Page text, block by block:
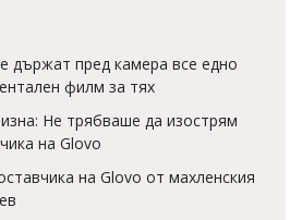
държат пред камера все едно
филм за тях
Не трябваше да изострям
на Glovo
на Glovo от махленския